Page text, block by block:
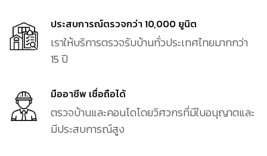
ประสบการณ์ตรวจกว่า 10,000 ยูนิต
เราให้บริการตรวจรับบ้านทั่วประเทศไทยมากกว่า
15 ปี
มืออาชีพ เชื่อถือได้
ตรวจบ้านและคอนโดโดยวิศวกรที่มีใบอนุญาตและ
มีประสบการณ์สูง